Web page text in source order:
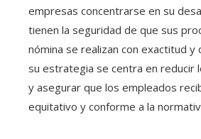
empresas concentrarse en su
tienen la seguridad de que sus
nómina se realizan con exactitud y
su estrategia se centra en reducir
y asegurar que los empleados
equitativo y conforme a la